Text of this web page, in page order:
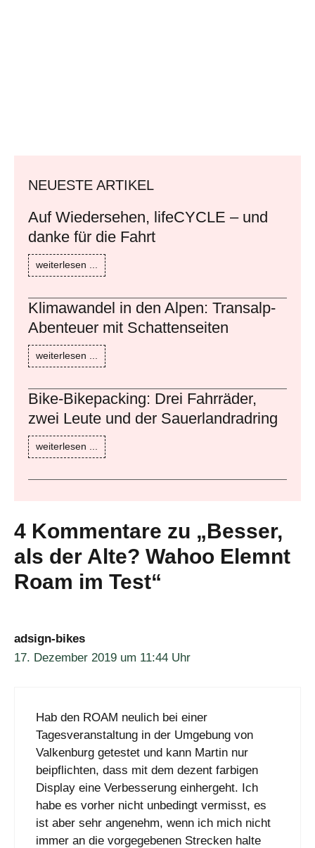
NEUESTE ARTIKEL
Auf Wiedersehen, lifeCYCLE – und
danke für die Fahrt
weiterlesen ...
Klimawandel in den Alpen: Transalp-
Abenteuer mit Schattenseiten
weiterlesen ...
Bike-Bikepacking: Drei Fahrräder,
zwei Leute und der Sauerlandradring
weiterlesen ...
4 Kommentare zu „Besser,
als der Alte? Wahoo Elemnt
Roam im Test“
adsign-bikes
17. Dezember 2019 um 11:44 Uhr
Hab den ROAM neulich bei einer
Tagesveranstaltung in der Umgebung von
Valkenburg getestet und kann Martin nur
beipflichten, dass mit dem dezent farbigen
Display eine Verbesserung einhergeht. Ich
habe es vorher nicht unbedingt vermisst, es
ist aber sehr angenehm, wenn ich mich nicht
immer an die vorgegebenen Strecken halte